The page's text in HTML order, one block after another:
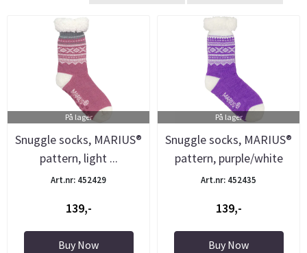
På lager
Snuggle socks, MARIUS®
pattern, light ...
Art.nr: 452429
139,-
Buy Now
På lager
Snuggle socks, MARIUS®
pattern, purple/white
Art.nr: 452435
139,-
Buy Now